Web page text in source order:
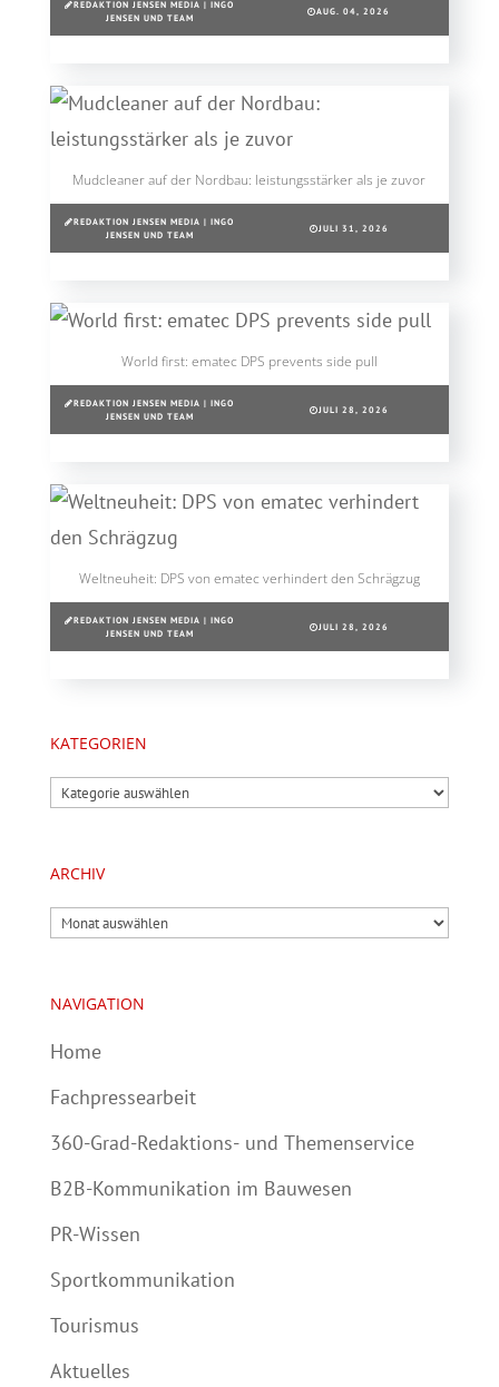
REDAKTION JENSEN MEDIA | INGO
JENSEN UND TEAM
AUG. 04, 2026
Mudcleaner auf der Nordbau: leistungsstärker als je zuvor
REDAKTION JENSEN MEDIA | INGO
JENSEN UND TEAM
JULI 31, 2026
World first: ematec DPS prevents side pull
REDAKTION JENSEN MEDIA | INGO
JENSEN UND TEAM
JULI 28, 2026
Weltneuheit: DPS von ematec verhindert den Schrägzug
REDAKTION JENSEN MEDIA | INGO
JENSEN UND TEAM
JULI 28, 2026
KATEGORIEN
Kategorien
ARCHIV
Archiv
NAVIGATION
Home
Fachpressearbeit
360-Grad-Redaktions- und Themenservice
B2B-Kommunikation im Bauwesen
PR-Wissen
Sportkommunikation
Tourismus
Aktuelles